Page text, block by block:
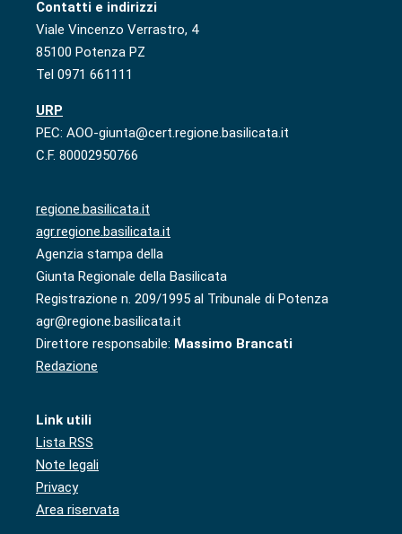
Contatti e indirizzi
Viale Vincenzo Verrastro, 4
85100 Potenza PZ
Tel 0971 661111
URP
PEC: AOO-giunta@cert.regione.basilicata.it
C.F. 80002950766
regione.basilicata.it
agr.regione.basilicata.it
Agenzia stampa della
Giunta Regionale della Basilicata
Registrazione n. 209/1995 al Tribunale di Potenza
agr@regione.basilicata.it
Direttore responsabile: Massimo Brancati
Redazione
Link utili
Lista RSS
Note legali
Privacy
Area riservata